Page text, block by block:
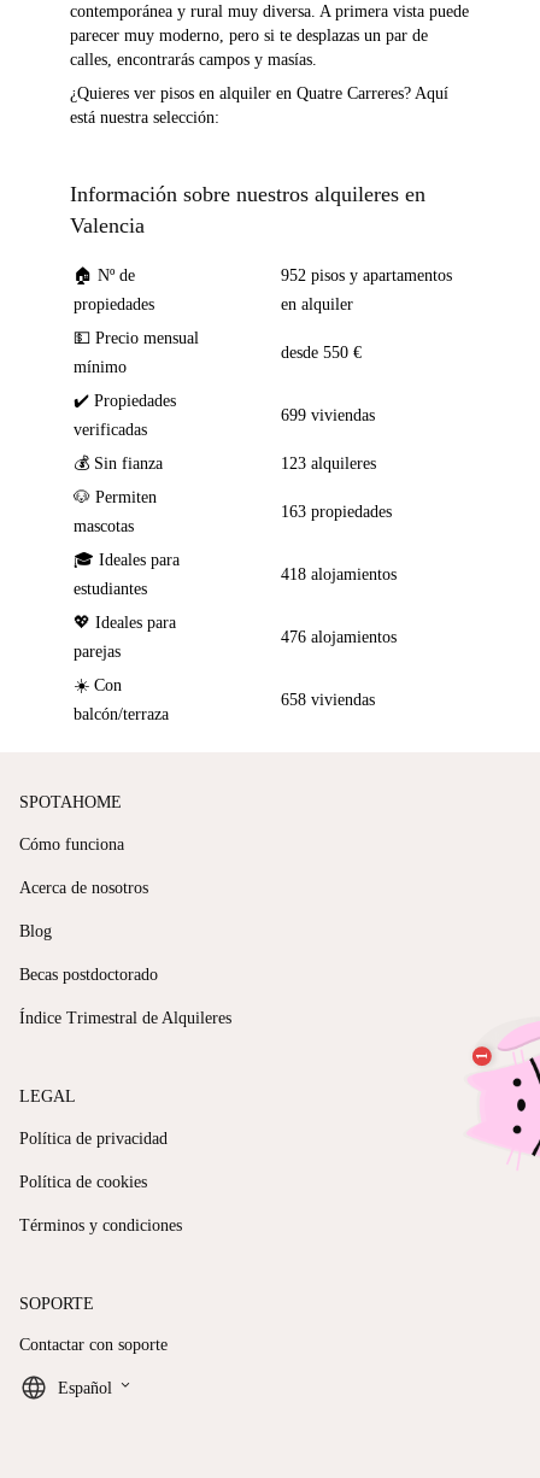
contemporánea y rural muy diversa. A primera vista puede
parecer muy moderno, pero si te desplazas un par de
calles, encontrarás campos y masías.
¿Quieres ver pisos en alquiler en Quatre Carreres? Aquí
está nuestra selección:
Información sobre nuestros alquileres en
Valencia
🏠 Nº de
propiedades
952 pisos y apartamentos
en alquiler
💵 Precio mensual
mínimo
desde 550 €
✔️ Propiedades
verificadas
699 viviendas
💰 Sin fianza
123 alquileres
🐶 Permiten
mascotas
163 propiedades
🎓 Ideales para
estudiantes
418 alojamientos
💖 Ideales para
parejas
476 alojamientos
☀️ Con
balcón/terraza
658 viviendas
SPOTAHOME
Cómo funciona
Acerca de nosotros
Blog
Becas postdoctorado
Índice Trimestral de Alquileres
LEGAL
Política de privacidad
Política de cookies
Términos y condiciones
SOPORTE
Contactar con soporte
Español keyboard_arrow_down